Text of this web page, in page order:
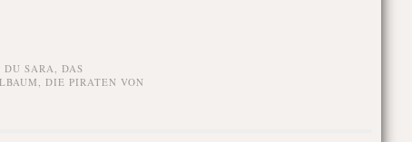
SARA , DAS
, DIE PIRATEN VON